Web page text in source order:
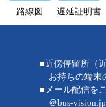
路線図 遅延証明書
■近傍停留所（
お持ちの端末
■メール配信を
＠bus-vision.jp